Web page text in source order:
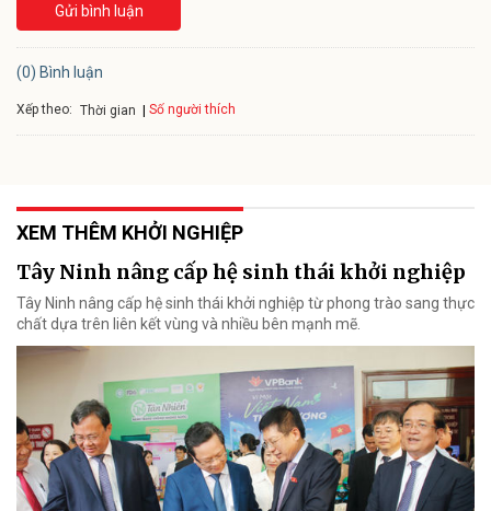
Gửi bình luận
(0) Bình luận
Xếp theo: Thời gian Số người thích
XEM THÊM KHỞI NGHIỆP
Tây Ninh nâng cấp hệ sinh thái khởi nghiệp
Tây Ninh nâng cấp hệ sinh thái khởi nghiệp từ phong trào sang thực
chất dựa trên liên kết vùng và nhiều bên mạnh mẽ.